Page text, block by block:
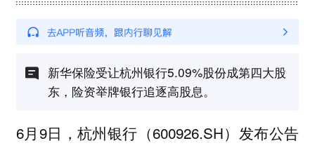
新华保险受让杭州银行5.09%股份成第四大股
东，险资举牌银行追逐高股息。
6月9日，杭州银行（600926.SH）发布公告